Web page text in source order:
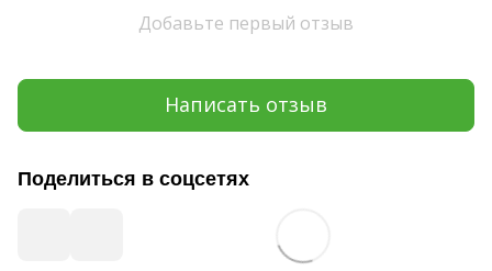
Добавьте первый отзыв
Написать отзыв
Поделиться в соцсетях